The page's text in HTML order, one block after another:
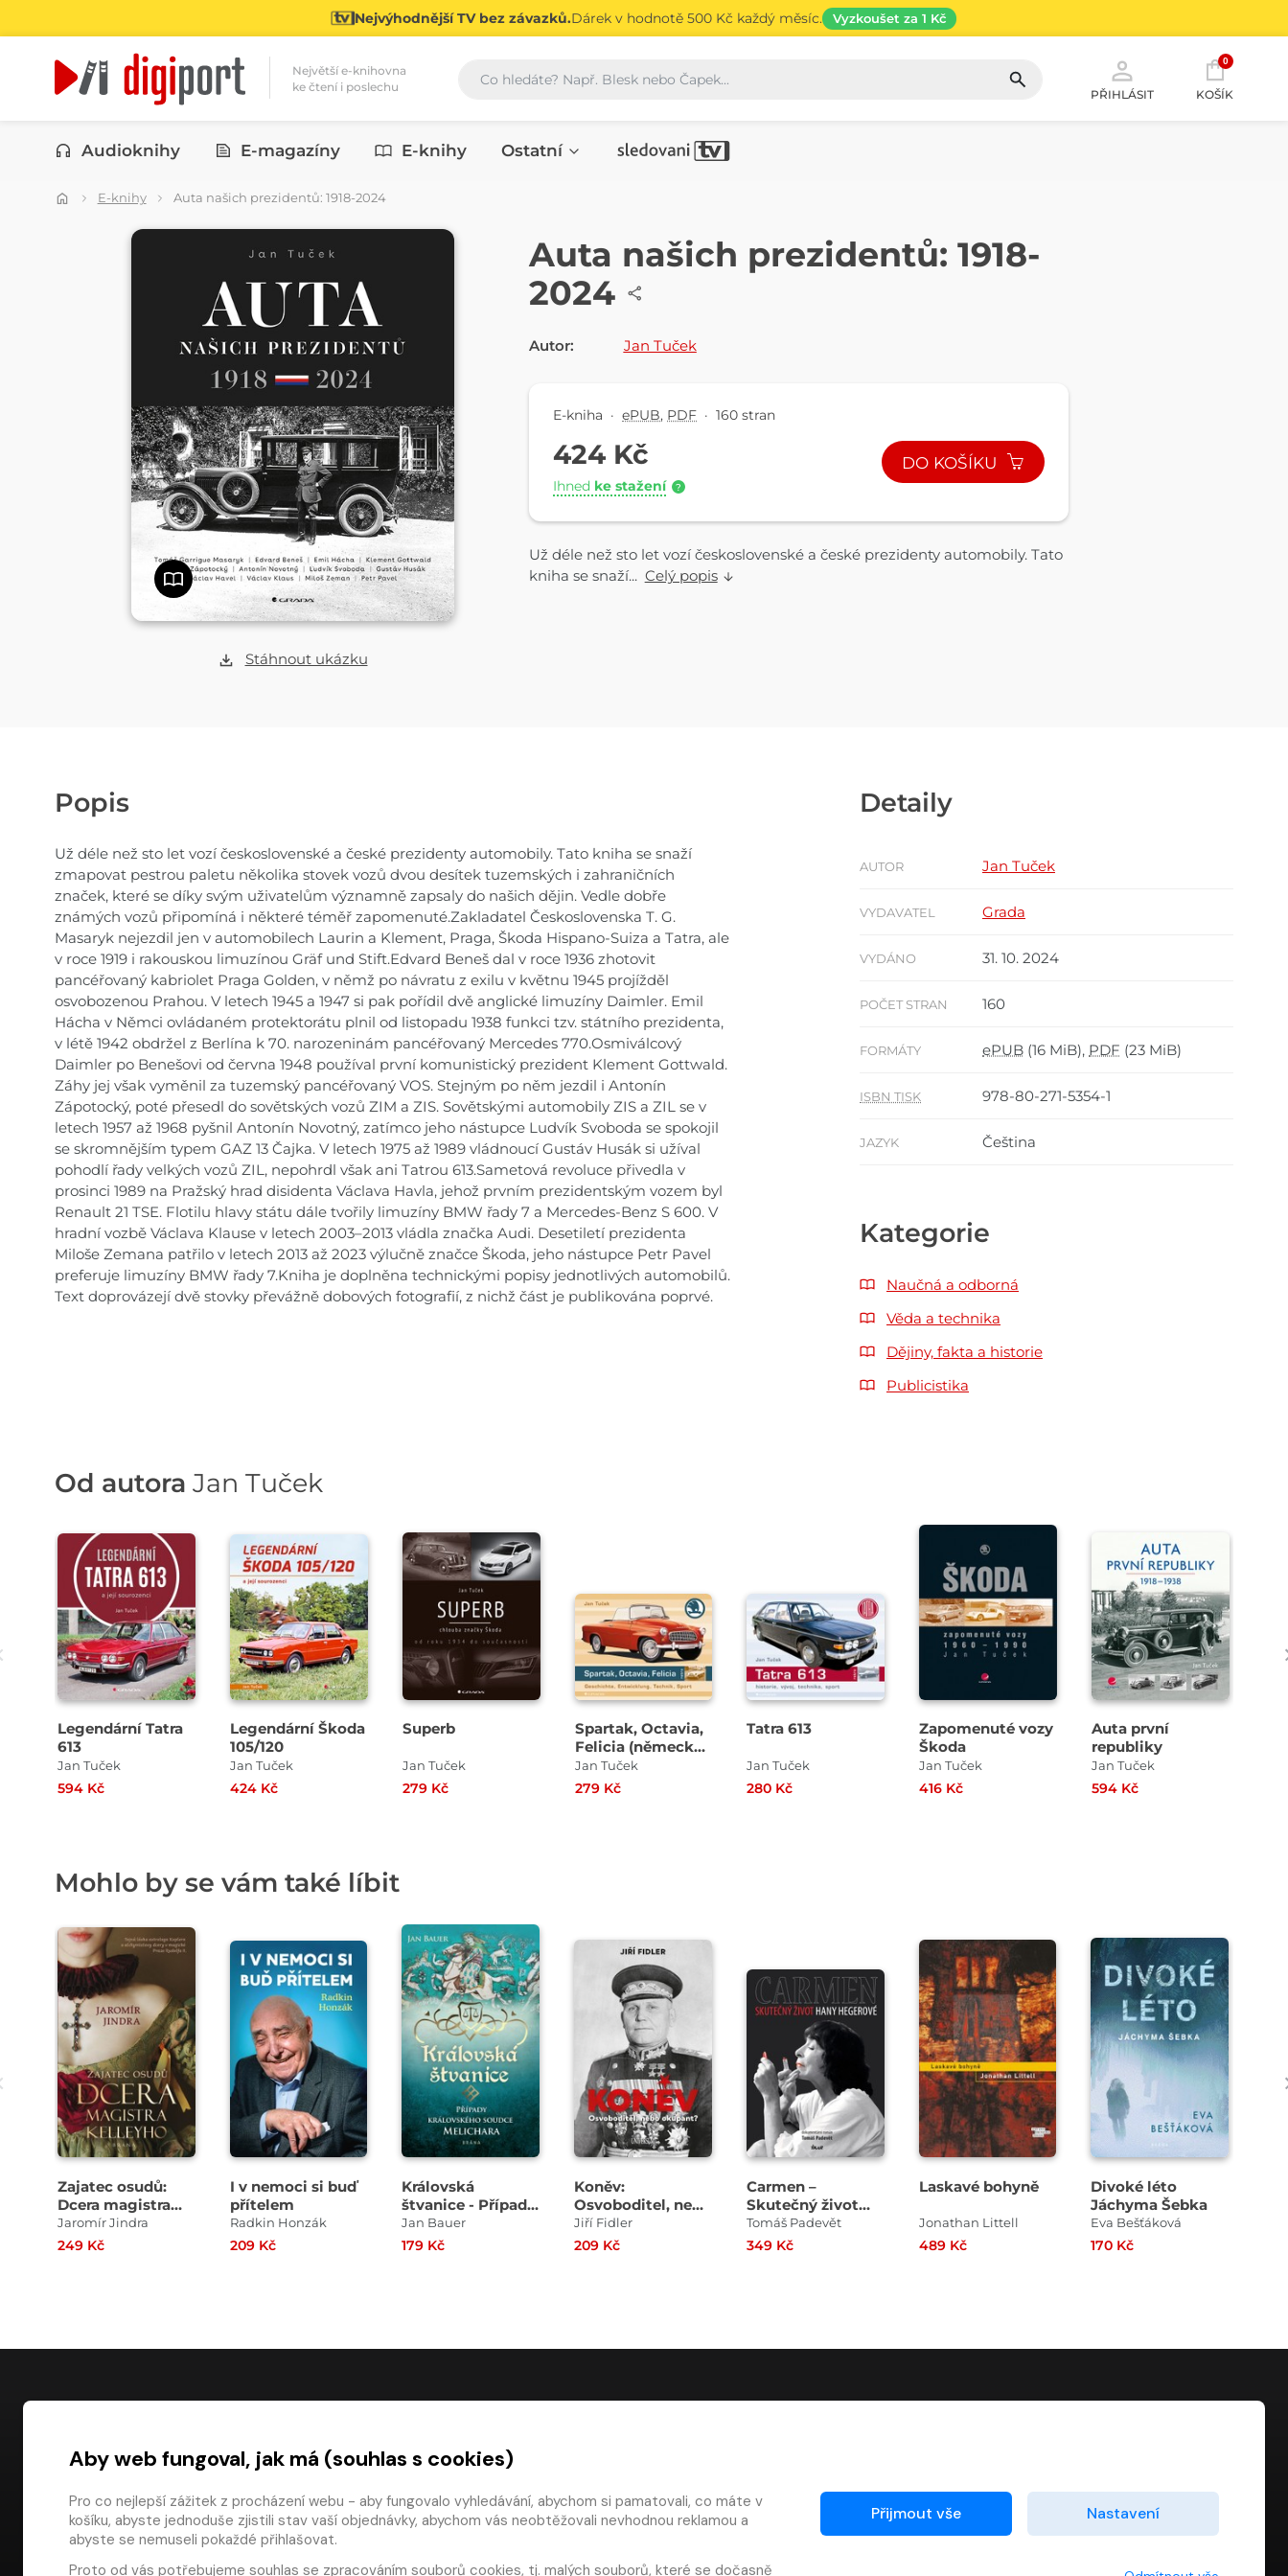
Nejvýhodnější TV bez závazků.Dárek v hodnotě 500 Kč každý měsíc. Vyzkoušet za 1 Kč
Největší e-knihovna
ke čtení i poslechu
Vyhledávání
PŘIHLÁSIT
0
KOŠÍK
Kategorie
Audioknihy E-magazíny E-knihy Ostatní
E-knihy Auta našich prezidentů: 1918-2024
Stáhnout ukázku
E-KNIHA
Auta našich prezidentů: 1918-
2024
Autor: Jan Tuček
E-kniha · ePUB, PDF · 160 stran
424 Kč
Ihned ke stažení ?
DO KOŠÍKU
Už déle než sto let vozí československé a české prezidenty automobily. Tato
kniha se snaží... Celý popis
Popis
Už déle než sto let vozí československé a české prezidenty automobily. Tato kniha se snaží
zmapovat pestrou paletu několika stovek vozů dvou desítek tuzemských i zahraničních
značek, které se díky svým uživatelům významně zapsaly do našich dějin. Vedle dobře
známých vozů připomíná i některé téměř zapomenuté.Zakladatel Československa T. G.
Masaryk nejezdil jen v automobilech Laurin a Klement, Praga, Škoda Hispano-Suiza a Tatra, ale
v roce 1919 i rakouskou limuzínou Gräf und Stift.Edvard Beneš dal v roce 1936 zhotovit
pancéřovaný kabriolet Praga Golden, v němž po návratu z exilu v květnu 1945 projížděl
osvobozenou Prahou. V letech 1945 a 1947 si pak pořídil dvě anglické limuzíny Daimler. Emil
Hácha v Němci ovládaném protektorátu plnil od listopadu 1938 funkci tzv. státního prezidenta,
v létě 1942 obdržel z Berlína k 70. narozeninám pancéřovaný Mercedes 770.Osmiválcový
Daimler po Benešovi od června 1948 používal první komunistický prezident Klement Gottwald.
Záhy jej však vyměnil za tuzemský pancéřovaný VOS. Stejným po něm jezdil i Antonín
Zápotocký, poté přesedl do sovětských vozů ZIM a ZIS. Sovětskými automobily ZIS a ZIL se v
letech 1957 až 1968 pyšnil Antonín Novotný, zatímco jeho nástupce Ludvík Svoboda se spokojil
se skromnějším typem GAZ 13 Čajka. V letech 1975 až 1989 vládnoucí Gustáv Husák si užíval
pohodlí řady velkých vozů ZIL, nepohrdl však ani Tatrou 613.Sametová revoluce přivedla v
prosinci 1989 na Pražský hrad disidenta Václava Havla, jehož prvním prezidentským vozem byl
Renault 21 TSE. Flotilu hlavy státu dále tvořily limuzíny BMW řady 7 a Mercedes-Benz S 600. V
hradní vozbě Václava Klause v letech 2003–2013 vládla značka Audi. Desetiletí prezidenta
Miloše Zemana patřilo v letech 2013 až 2023 výlučně značce Škoda, jeho nástupce Petr Pavel
preferuje limuzíny BMW řady 7.Kniha je doplněna technickými popisy jednotlivých automobilů.
Text doprovázejí dvě stovky převážně dobových fotografií, z nichž část je publikována poprvé.
Detaily
AUTOR Jan Tuček
VYDAVATEL Grada
VYDÁNO 31. 10. 2024
POČET STRAN 160
FORMÁTY ePUB (16 MiB), PDF (23 MiB)
ISBN TISK 978-80-271-5354-1
JAZYK Čeština
Kategorie
Naučná a odborná
Věda a technika
Dějiny, fakta a historie
Publicistika
Od autora Jan Tuček
Legendární Tatra
613
Jan Tuček
594 Kč
Legendární Škoda
105/120
Jan Tuček
424 Kč
Superb
Jan Tuček
279 Kč
Spartak, Octavia,
Felicia (německé
vydání)
Jan Tuček
279 Kč
Tatra 613
Jan Tuček
280 Kč
Zapomenuté vozy
Škoda
Jan Tuček
416 Kč
Auta první
republiky
Jan Tuček
594 Kč
Mohlo by se vám také líbit
Zajatec osudů:
Dcera magistra
Kelleyho
Jaromír Jindra
249 Kč
I v nemoci si buď
přítelem
Radkin Honzák
209 Kč
Královská
štvanice - Případy
královského
soudce Melichara
Jan Bauer
179 Kč
Koněv:
Osvoboditel, nebo
okupant?
Jiří Fidler
209 Kč
Carmen –
Skutečný život
Hany Hegerové
Tomáš Padevět
349 Kč
Laskavé bohyně
Jonathan Littell
489 Kč
Divoké léto
Jáchyma Šebka
Eva Bešťáková
170 Kč
digiport.cz © 2026
Časté dotazy
Platba
Obchodní podmínky
Odstoupení od smlouvy
Kontakty
Články
Aby web fungoval, jak má (souhlas s cookies)
Pro co nejlepší zážitek z procházení webu - aby fungovalo vyhledávání, abychom si pamatovali, co máte v
košíku, abyste jednoduše zjistili stav vaší objednávky, abychom vás neobtěžovali nevhodnou reklamou a
abyste se nemuseli pokaždé přihlašovat.
Proto od vás potřebujeme souhlas se zpracováním souborů cookies, tj. malých souborů, které se dočasně
Přijmout vše Nastavení